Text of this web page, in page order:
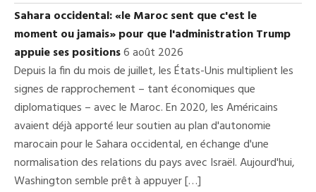
Sahara occidental: «le Maroc sent que c'est le
moment ou jamais» pour que l'administration Trump
appuie ses positions6 août 2026
Depuis la fin du mois de juillet, les États-Unis multiplient les
signes de rapprochement – tant économiques que
diplomatiques – avec le Maroc. En 2020, les Américains
avaient déjà apporté leur soutien au plan d'autonomie
marocain pour le Sahara occidental, en échange d'une
normalisation des relations du pays avec Israël. Aujourd'hui,
Washington semble prêt à appuyer […]